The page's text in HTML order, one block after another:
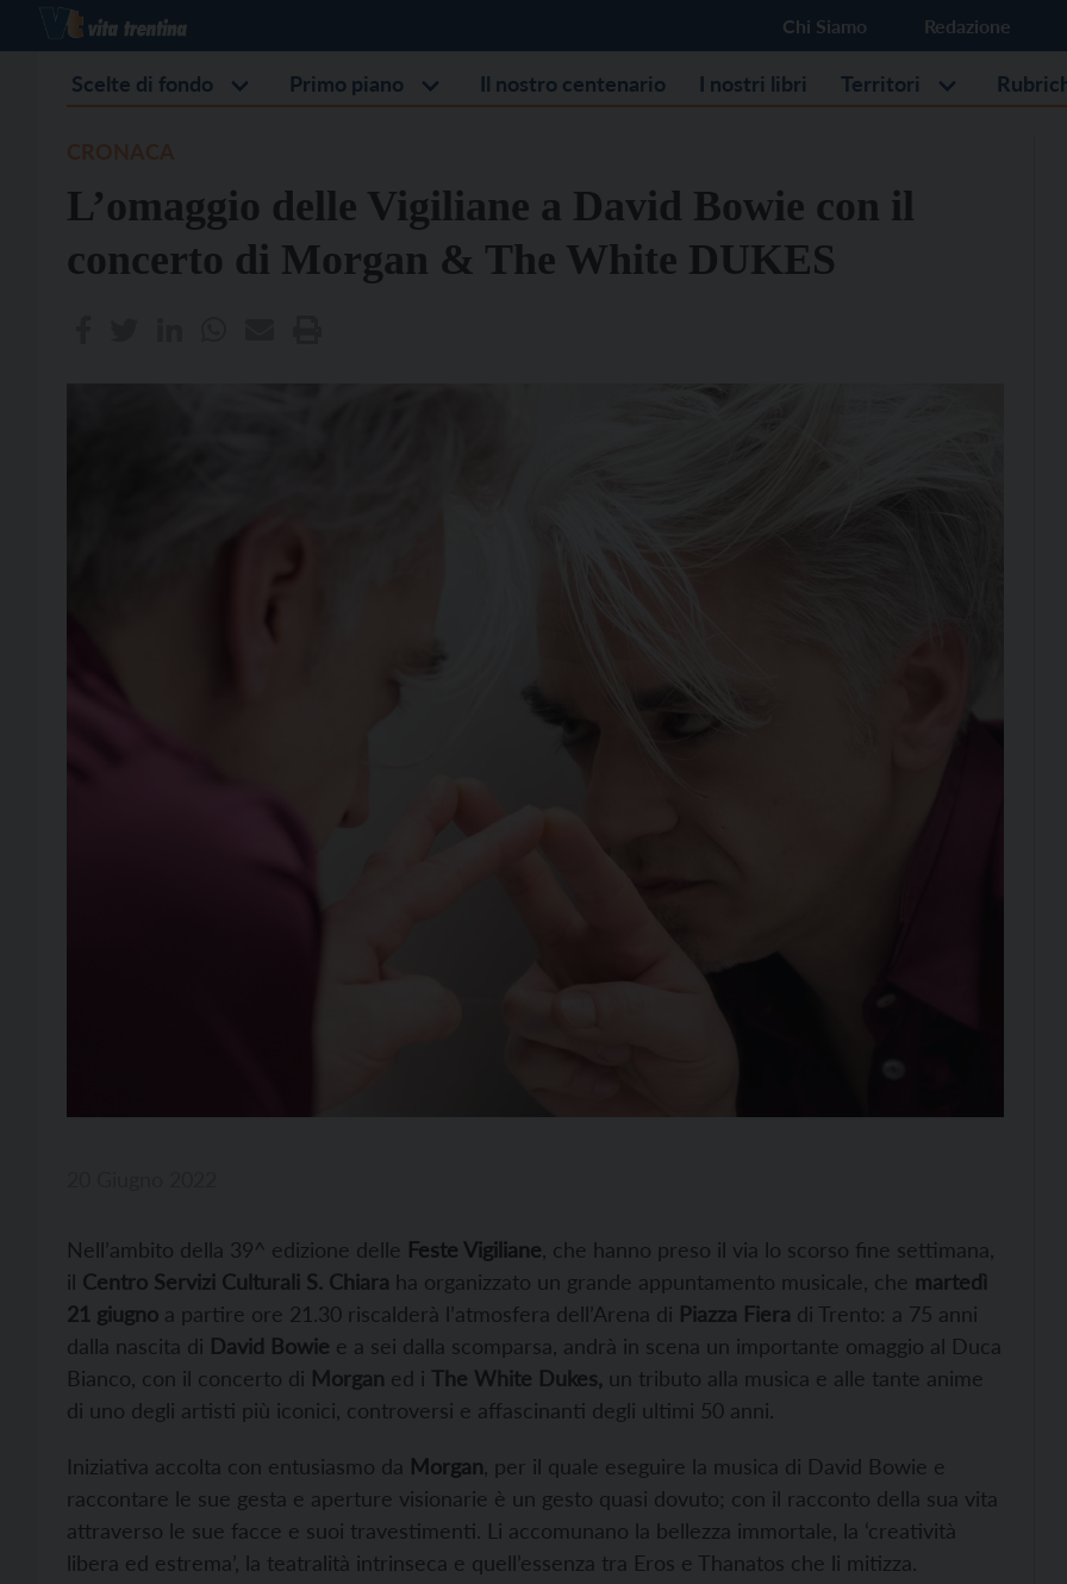
Chi Siamo Redazione
Scelte di fondo Primo piano Il nostro centenario I nostri libri Territori
L’omaggio delle Vigiliane a David Bowie con il
concerto di Morgan & The White DUKES
Nell’ambito della 39^ edizione delle Feste Vigiliane , che hanno preso il via lo scorso fine settimana,
il Centro Servizi Culturali S. Chiara ha organizzato un grande appuntamento musicale, che martedì
21 giugno a partire ore 21.30 riscalderà l’atmosfera dell’Arena di Piazza Fiera di Trento: a 75 anni
dalla nascita di David Bowie e a sei dalla scomparsa, andrà in scena un importante omaggio al Duca
Bianco, con il concerto di Morgan ed i The White Dukes, un tributo alla musica e alle tante anime
di uno degli artisti più iconici, controversi e affascinanti degli ultimi 50 anni.
Iniziativa accolta con entusiasmo da Morgan , per il quale eseguire la musica di David Bowie e
raccontare le sue gesta e aperture visionarie è un gesto quasi dovuto; con il racconto della sua vita
attraverso le sue facce e suoi travestimenti. Li accomunano la bellezza immortale, la ‘creatività
libera ed estrema’, la teatralità intrinseca e quell’essenza tra Eros e Thanatos che li mitizza.